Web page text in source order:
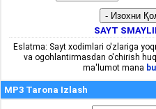
SAYT
Eslatma: Sayt xodimlari o'zlariga
va ogohlantirmasdan o'chirish
ma'lumot mana
MP3 Tarona Izlash